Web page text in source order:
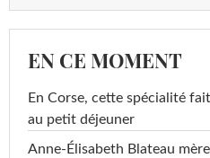
EN CE MOMENT
En Corse, cette spécialité
au petit déjeuner
Anne-Élisabeth Blateau